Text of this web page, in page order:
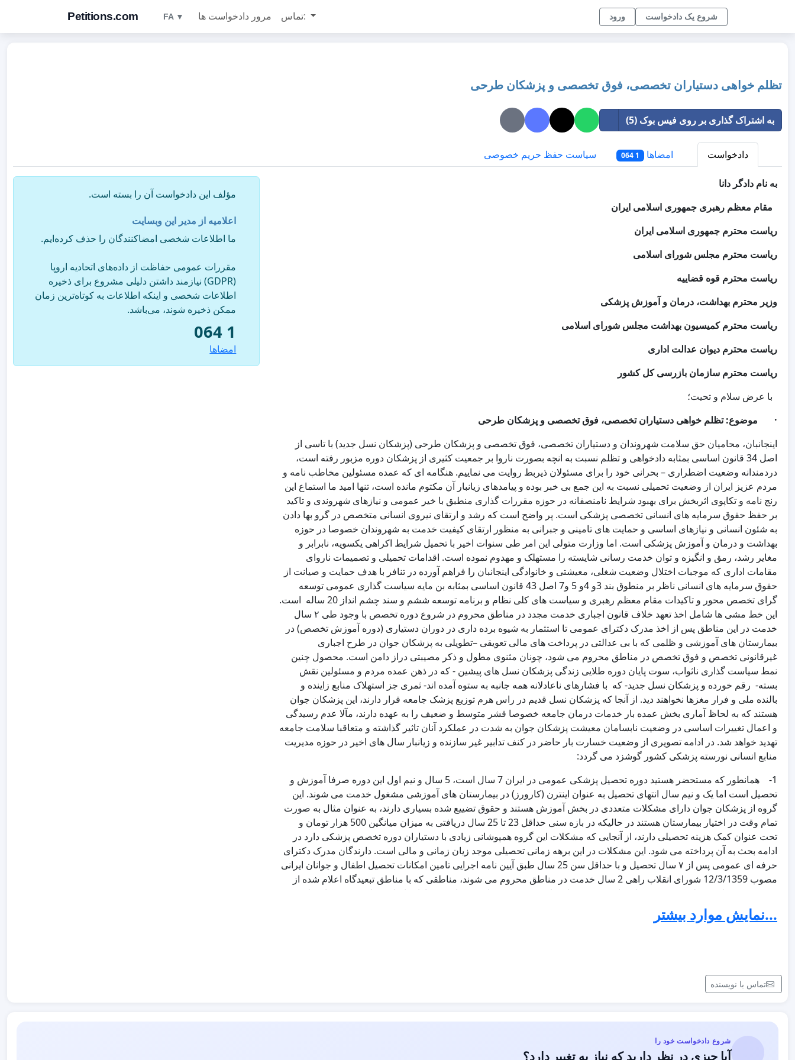
Petitions.com FA ▼ مرور دادخواست ها تماس: ورود شروع یک دادخواست
تظلم خواهی دستیاران تخصصی، فوق تخصصی و پزشکان طرحی
به اشتراک گذاری بر روی فیس بوک (5)
دادخواست امضاها 1 064 سیاست حفظ حریم خصوصی
به نام دادگر دانا
مقام معظم رهبری جمهوری اسلامی ایران
ریاست محترم جمهوری اسلامی ایران
ریاست محترم مجلس شورای اسلامی
ریاست محترم قوه قضاییه
وزیر محترم بهداشت، درمان و آموزش پزشکی
ریاست محترم کمیسیون بهداشت مجلس شورای اسلامی
ریاست محترم دیوان عدالت اداری
ریاست محترم سازمان بازرسی کل کشور
با عرض سلام و تحیت؛
· موضوع: تظلم خواهی دستیاران تخصصی، فوق تخصصی و پزشکان طرحی
اینجانبان، محامیان حق سلامت شهروندان و دستیاران تخصصی، فوق تخصصی و پزشکان طرحی (پزشکان نسل جدید) با تاسی از
اصل 34 قانون اساسی بمثابه دادخواهی و تظلم نسبت به انچه بصورت ناروا بر جمعیت کثیری از پزشکان دوره مزبور رفته است،
دردمندانه وضعیت اضطراری – بحرانی خود را برای مسئولان ذیربط روایت می نماییم. هنگامه ای که عمده مسئولین مخاطب نامه و
مردم عزیز ایران از وضعیت تحمیلی نسبت به این جمع بی خبر بوده و پیامدهای زیانبار آن مکتوم مانده است، تنها امید ما استماع این
رنج نامه و تکاپوی اثربخش برای بهبود شرایط نامنصفانه در حوزه مقررات گذاری منطبق با خیر عمومی و نیازهای شهروندی و تاکید
بر حفظ حقوق سرمایه های انسانی تخصصی پزشکی است. پر واضح است که رشد و ارتقای نیروی انسانی متخصص در گرو بها دادن
به شئون انسانی و نیازهای اساسی و حمایت های تامینی و جبرانی به منظور ارتقای کیفیت خدمت به شهروندان خصوصا در حوزه
بهداشت و درمان و آموزش پزشکی است. اما وزارت متولی این امر طی سنوات اخیر با تحمیل شرایط اکراهی یکسویه، نابرابر و
مغایر رشد، رمق و انگیزه و توان خدمت رسانی شایسته را مستهلک و مهدوم نموده است. اقدامات تحمیلی و تصمیمات ناروای
مقامات اداری که موجبات اختلال وضعیت شغلی، معیشتی و خانوادگی اینجانبان را فراهم آورده در تنافر با هدف حمایت و صیانت از
حقوق سرمایه های انسانی ناظر بر منطوق بند 3و 4و 5 و7 اصل 43 قانون اساسی بمثابه بن مایه سیاست گذاری عمومی توسعه
گرای تخصص محور و تاکیدات مقام معظم رهبری و سیاست های کلی نظام و برنامه توسعه ششم و سند چشم انداز 20 ساله است.
این خط مشی ها شامل اخذ تعهد خلاف قانون اجباری خدمت مجدد در مناطق محروم در شروع دوره تخصص با وجود طی ۲ سال
خدمت در این مناطق پس از اخذ مدرک دکترای عمومی تا استثمار به شیوه برده داری در دوران دستیاری (دوره آموزش تخصص) در
بیمارستان های آموزشی و ظلمی که با بی عدالتی در پرداخت های مالی تعویقی –تطویلی به پزشکان جوان در طرح اجباری
غیرقانونی تخصص و فوق تخصص در مناطق محروم می شود، چونان مثنوی مطول و ذکر مصیبتی دراز دامن است. محصول چنین
نمط سیاست گذاری ناثواب، سوت پایان دوره طلایی زندگی پزشکان نسل های پیشین - که در ذهن عمده مردم و مسئولین نقش
بسته- رقم خورده و پزشکان نسل جدید- که با فشارهای ناعادلانه همه جانبه به ستوه آمده اند- ثمری جز استهلاک منابع زاینده و
بالنده ملی و فرار مغزها نخواهند دید. از آنجا که پزشکان نسل قدیم در راس هرم توزیع پزشک جامعه قرار دارند، این پزشکان جوان
هستند که به لحاظ آماری بخش عمده بار خدمات درمان جامعه خصوصا قشر متوسط و ضعیف را به عهده دارند، مآلا عدم رسیدگی
و اعمال تغییرات اساسی در وضعیت نابسامان معیشت پزشکان جوان به شدت در عملکرد آنان تاثیر گذاشته و متعاقبا سلامت جامعه
تهدید خواهد شد. در ادامه تصویری از وضعیت خسارت بار حاضر در کنف تدابیر غیر سازنده و زیانبار سال های اخیر در حوزه مدیریت
منابع انسانی نورسته پزشکی کشور گوشزد می گردد:
1- همانطور که مستحضر هستید دوره تحصیل پزشکی عمومی در ایران 7 سال است، 5 سال و نیم اول این دوره صرفا آموزش و
تحصیل است اما یک و نیم سال انتهای تحصیل به عنوان اینترن (کارورز) در بیمارستان های آموزشی مشغول خدمت می شوند. این
گروه از پزشکان جوان دارای مشکلات متعددی در بخش آموزش هستند و حقوق تضییع شده بسیاری دارند، به عنوان مثال به صورت
تمام وقت در اختیار بیمارستان هستند در حالیکه در بازه سنی حداقل 23 تا 25 سال دریافتی به میزان میانگین 500 هزار تومان و
تحت عنوان کمک هزینه تحصیلی دارند، از آنجایی که مشکلات این گروه همپوشانی زیادی با دستیاران دوره تخصص پزشکی دارد در
ادامه بحث به آن پرداخته می شود. این مشکلات در این برهه زمانی تحصیلی موجد زیان زمانی و مالی است. دارندگان مدرک دکترای
حرفه ای عمومی پس از ۷ سال تحصیل و با حداقل سن 25 سال طبق آیین نامه اجرایی تامین امکانات تحصیل اطفال و جوانان ایرانی
مصوب 12/3/1359 شورای انقلاب راهی 2 سال خدمت در مناطق محروم می شوند، مناطقی که با مناطق تبعیدگاه اعلام شده از
سوی قوه قضاییه منطبق و خود مصداقی از محرومیت اجتماعی مصرح در ماده 25 قانون مجازات اسلامی است! پزشکان طرح
عمومی مشکلات متعددی دارند که از آنجایی که این مشکلات با مسائل دوره طرح تخصص که در ادامه به تفصیل شرح داده شده
است هم پوشانی زیادی دارد از ذکر جزییات آن چشم پوشی می کنیم. با تمام این مسائل و مشکلات پزشکان این بخش را کاملا
در انتخاب محل شغل و زندگی دارد. آیا مناطق محروم فقط به ارائه خدمات پزشک نیاز دارند؟ آیا به مهندسین عمران و برق جهت
آبادانی نیازی نیست؟ آیا به فارغ التحصیلان علوم انسانی جهت اعتلای فرهنگ مردم که منشا بسیاری از مشکلات برخی از این مناطق
خود را پرداخت می کنند از ارائه خدمات پس از تحصیل معاف هستند، این در حالی است که فارغ التحصیلان پزشکی دانشگاه آزاد با
وجود پرداخت هزینه های هنگفت تحصیل خود همانند همتایان خود در دانشگاه های دولتی جهت دریافت مدرک خود موظف به گذراندن
طرح هستند.
...نمایش موارد بیشتر
تماس با نویسنده
مؤلف این دادخواست آن را بسته است.
اعلامیه از مدیر این وبسایت
ما اطلاعات شخصی امضاکنندگان را حذف کرده‌ایم.
مقررات عمومی حفاظت از داده‌های اتحادیه اروپا
(GDPR) نیازمند داشتن دلیلی مشروع برای ذخیره
اطلاعات شخصی و اینکه اطلاعات به کوتاه‌ترین زمان
ممکن ذخیره شوند، می‌باشد.
1 064
امضاها
شروع دادخواست خود را
آیا چیزی در نظر دارید که نیاز به تغییر دارد؟